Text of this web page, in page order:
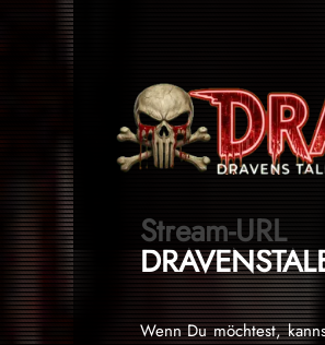
Stream-
Wenn Du möchtest,